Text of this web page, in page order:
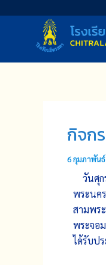
กิจก
6 กุมภาพัน
วันศุก
พระนค
สามพร
พระจอ
ได้รับป